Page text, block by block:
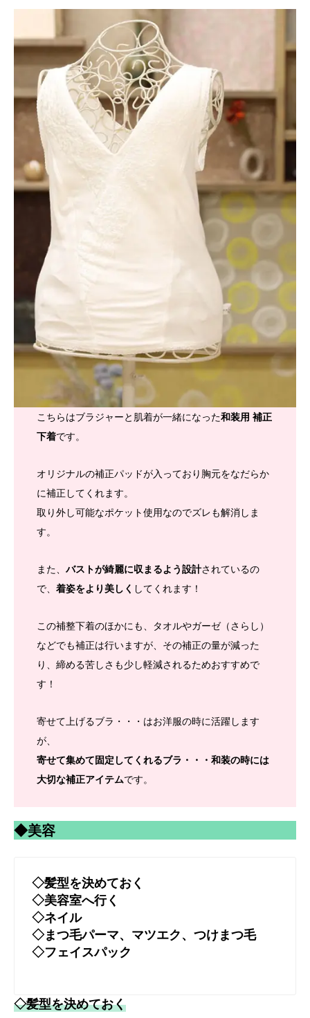
こちらはブラジャーと肌着が一緒になった和装用 補正
下着です。
オリジナルの補正パッドが入っており胸元をなだらか
に補正してくれます。
取り外し可能なポケット使用なのでズレも解消しま
す。
また、 バストが綺麗に収まるよう設計されているの
で、 着姿をより美しく してくれます！
この補整下着のほかにも、タオルやガーゼ（さらし）
などでも補正は行いますが、その補正の量が減った
り、締める苦しさも少し軽減されるためおすすめで
す！
寄せて上げるブラ・・・はお洋服の時に活躍します
が、
寄せて集めて固定してくれるブラ・・・和装の時には
大切な補正アイテムです。
◆美容
◇髪型を決めておく
◇美容室へ行く
◇ネイル
◇まつ毛パーマ、マツエク、つけまつ毛
◇フェイスパック
◇髪型を決めておく